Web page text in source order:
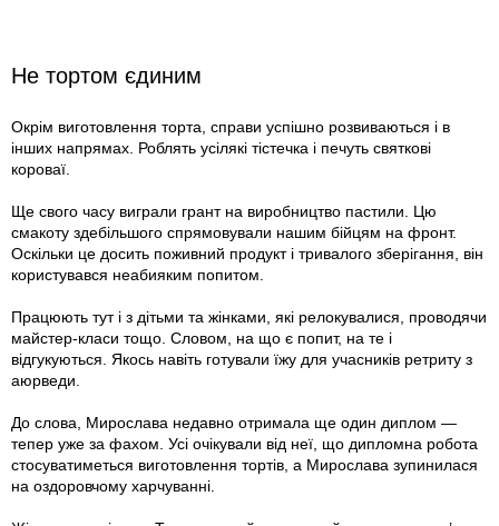
Не тортом єдиним
Окрім виготовлення торта, справи успішно розвиваються і в
інших напрямах. Роблять усілякі тістечка і печуть святкові
короваї.
Ще свого часу виграли грант на виробництво пастили. Цю
смакоту здебільшого спрямовували нашим бійцям на фронт.
Оскільки це досить поживний продукт і тривалого зберігання, він
користувався неабияким попитом.
Працюють тут і з дітьми та жінками, які релокувалися, проводячи
майстер-класи тощо. Словом, на що є попит, на те і
відгукуються. Якось навіть готували їжу для учасників ретриту з
аюрведи.
До слова, Мирослава недавно отримала ще один диплом —
тепер уже за фахом. Усі очікували від неї, що дипломна робота
стосуватиметься виготовлення тортів, а Мирослава зупинилася
на оздоровчому харчуванні.